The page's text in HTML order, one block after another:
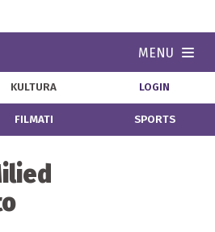
MENU
KULTURA LOGIN
FILMATI SPORTS